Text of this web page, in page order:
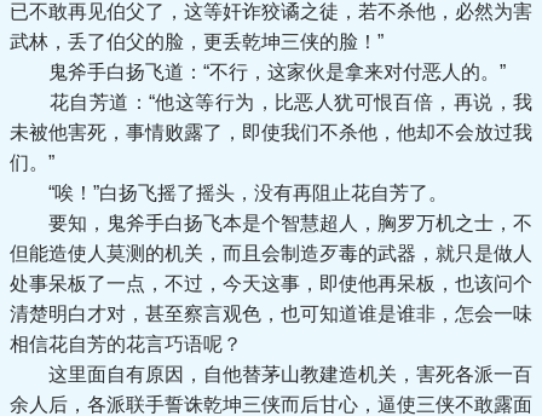
已不敢再见伯父了，这等奸诈狡谲之徒，若不杀他，必然为害
武林，丢了伯父的脸，更丢乾坤三侠的脸！”
鬼斧手白扬飞道：“不行，这家伙是拿来对付恶人的。”
花自芳道：“他这等行为，比恶人犹可恨百倍，再说，我
未被他害死，事情败露了，即使我们不杀他，他却不会放过我
们。”
“唉！”白扬飞摇了摇头，没有再阻止花自芳了。
要知，鬼斧手白扬飞本是个智慧超人，胸罗万机之士，不
但能造使人莫测的机关，而且会制造歹毒的武器，就只是做人
处事呆板了一点，不过，今天这事，即使他再呆板，也该问个
清楚明白才对，甚至察言观色，也可知道谁是谁非，怎会一味
相信花自芳的花言巧语呢？
这里面自有原因，自他替茅山教建造机关，害死各派一百
余人后，各派联手誓诛乾坤三侠而后甘心，逼使三侠不敢露面